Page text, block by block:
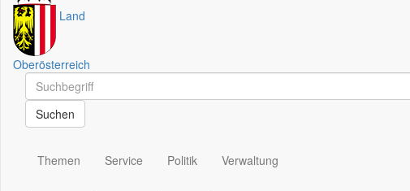
Land
Oberösterreich
Schnellsuche
Schnellsuche
Suchen
Themen
Service
Politik
Verwaltung